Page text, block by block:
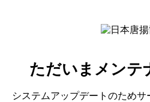
ただいまメンテ
システムアップデートのためサ